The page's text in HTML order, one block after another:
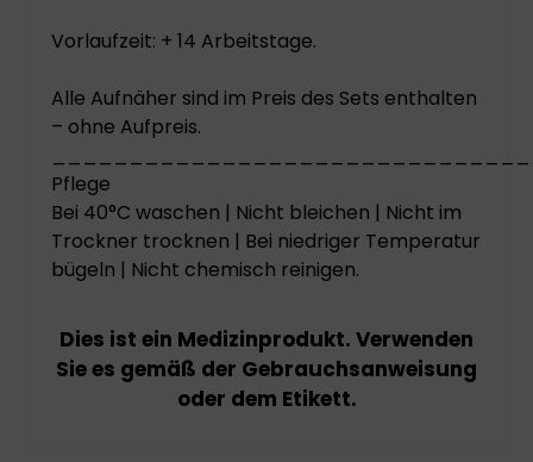
Vorlaufzeit: + 14 Arbeitstage.
Alle Aufnäher sind im Preis des Sets enthalten
– ohne Aufpreis.
Pflege
Bei 40°C waschen | Nicht bleichen | Nicht im
Trockner trocknen | Bei niedriger Temperatur
bügeln | Nicht chemisch reinigen.
Dies ist ein Medizinprodukt. Verwenden
Sie es gemäß der Gebrauchsanweisung
oder dem Etikett.